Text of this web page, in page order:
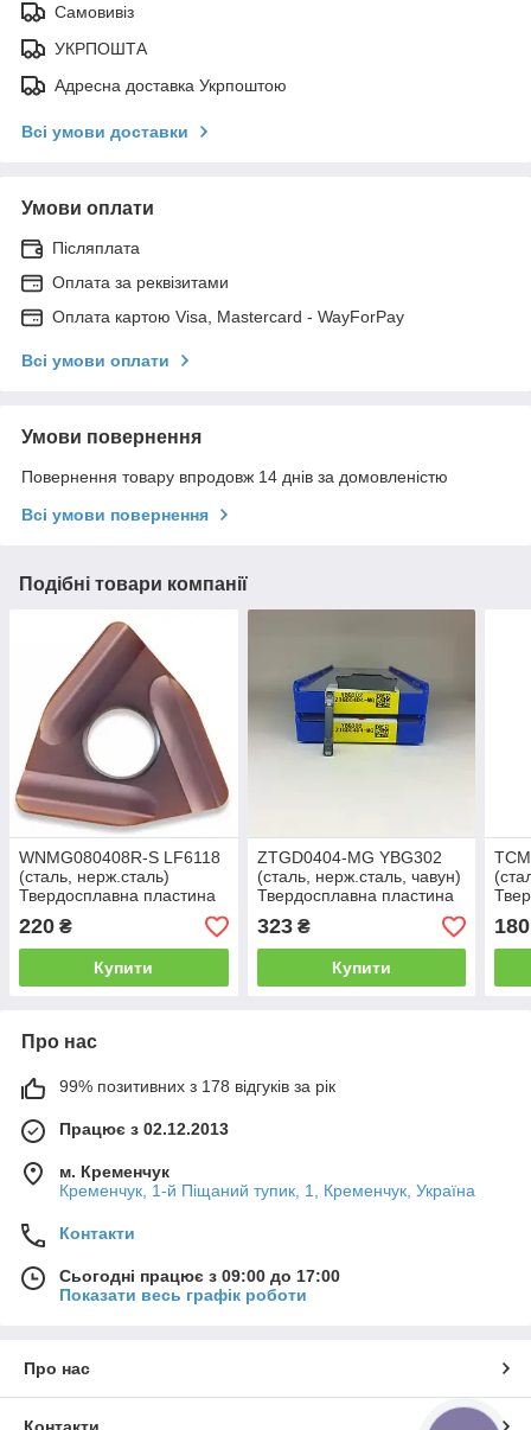
Самовивіз
УКРПОШТА
Адресна доставка Укрпоштою
Всі умови доставки
Умови оплати
Післяплата
Оплата за реквізитами
Оплата картою Visa, Mastercard - WayForPay
Всі умови оплати
Умови повернення
Повернення товару впродовж 14 днів за домовленістю
Всі умови повернення
Подібні товари компанії
WNMG080408R-S LF6118
(сталь, нерж.сталь)
Твердосплавна пластина
для токарного різця
220 ₴
Купити
ZTGD0404-MG YBG302
(сталь, нерж.сталь, чавун)
Твердосплавна пластина
для токарного різця
323₴
Купити
для
180
Про нас
99% позитивних з 178 відгуків за рік
Працює з 02.12.2013
м. Кременчук
Кременчук, 1-й Піщаний тупик, 1, Кременчук, Україна
Контакти
Сьогодні працює з 09:00 до 17:00
Показати весь графік роботи
Про нас